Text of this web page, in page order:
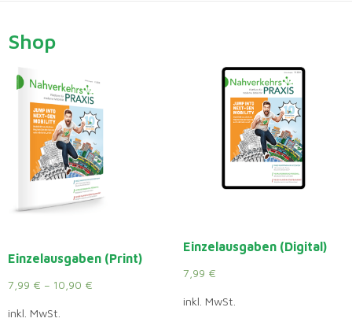
Shop
Einzelausgaben (Print)
7,99 € – 10,90 €
inkl. MwSt.
Einzelausgaben (Digital)
7,99 €
inkl. MwSt.